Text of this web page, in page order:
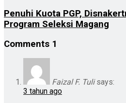
Penuhi Kuota PGP,
Program Seleksi Magang
Comments 1
Faizal F. Tuli says:
3 tahun ago